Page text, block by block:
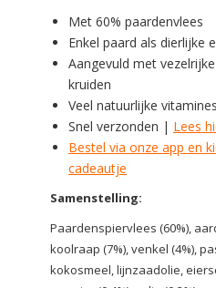
Met 60% paardenvlees
Enkel paard als dierlijke
Aangevuld met
kruiden
Veel natuurlijke
Snel verzonden | Lees
Bestel via onze app en
cadeautje
Samenstelling:
Paardenspiervlees (60%),
koolraap (7%), venkel (4%),
kokosmeel, lijnzaadolie,